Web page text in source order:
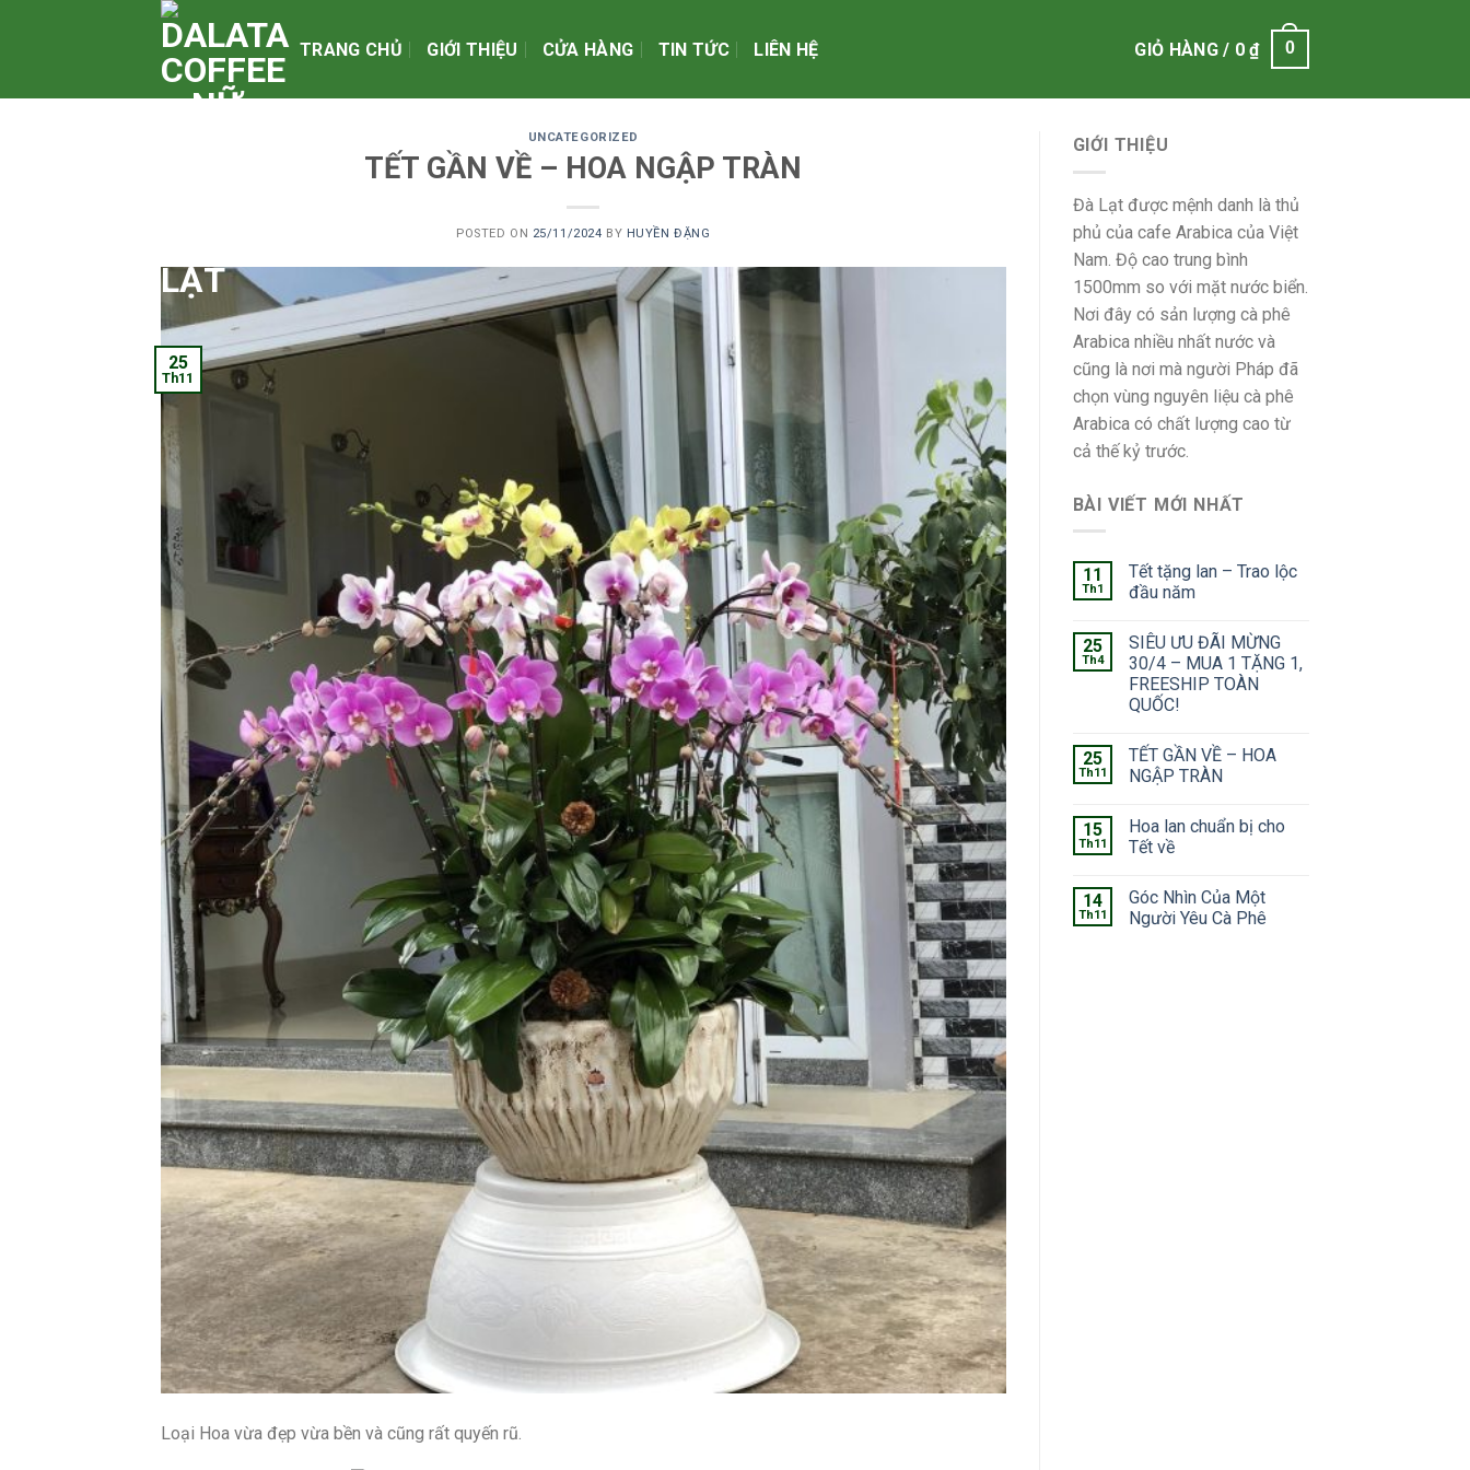
TRANG CHỦ GIỚI THIỆU CỬA HÀNG TIN TỨC LIÊN HỆ GIỎ HÀNG / 0₫ 0
UNCATEGORIZED
TẾT GẦN VỀ – HOA NGẬP TRÀN
POSTED ON 25/11/2024 BY HUYỀN ĐẶNG
25
Th11
Loại Hoa vừa đẹp vừa bền và cũng rất quyến rũ.
GIỚI THIỆU
Đà Lạt được mệnh danh là thủ
phủ của cafe Arabica của Việt
Nam. Độ cao trung bình
1500mm so với mặt nước biển.
Nơi đây có sản lượng cà phê
Arabica nhiều nhất nước và
cũng là nơi mà người Pháp đã
chọn vùng nguyên liệu cà phê
Arabica có chất lượng cao từ
cả thế kỷ trước.
BÀI VIẾT MỚI NHẤT
11
Th1
Tết tặng lan – Trao lộc
đầu năm
25
Th4
SIÊU ƯU ĐÃI MỪNG
30/4 – MUA 1 TẶNG 1,
FREESHIP TOÀN
QUỐC!
25
Th11
TẾT GẦN VỀ – HOA
NGẬP TRÀN
15
Th11
Hoa lan chuẩn bị cho
Tết về
14
Th11
Góc Nhìn Của Một
Người Yêu Cà Phê